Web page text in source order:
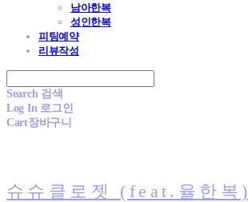
남아한복
성인한복
피팅예약
리뷰작성
Search 검색
Log In 로그인
Cart장바구니
슈슈클로젯 (feat.율한복)